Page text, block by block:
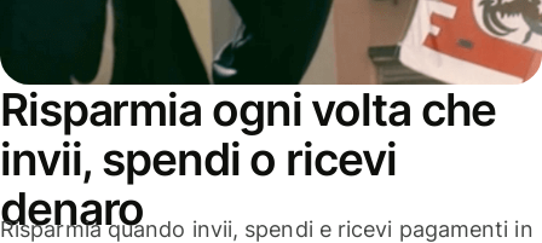
Risparmia ogni volta che
invii, spendi o ricevi
denaro
Risparmia quando invii, spendi e ricevi pagamenti in